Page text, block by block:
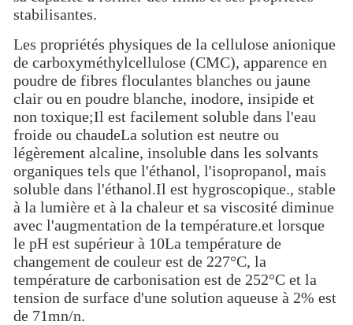
stabilisantes.
Les propriétés physiques de la cellulose anionique
de carboxyméthylcellulose (CMC), apparence en
poudre de fibres floculantes blanches ou jaune
clair ou en poudre blanche, inodore, insipide et
non toxique;Il est facilement soluble dans l'eau
froide ou chaudeLa solution est neutre ou
légèrement alcaline, insoluble dans les solvants
organiques tels que l'éthanol, l'isopropanol, mais
soluble dans l'éthanol.Il est hygroscopique., stable
à la lumière et à la chaleur et sa viscosité diminue
avec l'augmentation de la température.et lorsque
le pH est supérieur à 10La température de
changement de couleur est de 227°C, la
température de carbonisation est de 252°C et la
tension de surface d'une solution aqueuse à 2% est
de 71mn/n.